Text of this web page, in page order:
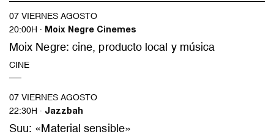
07 VIERNES AGOSTO
20:00H · Moix Negre Cinemes
Moix Negre: cine, producto local y música
CINE
07 VIERNES AGOSTO
22:30H · Jazzbah
Suu: «Material sensible»